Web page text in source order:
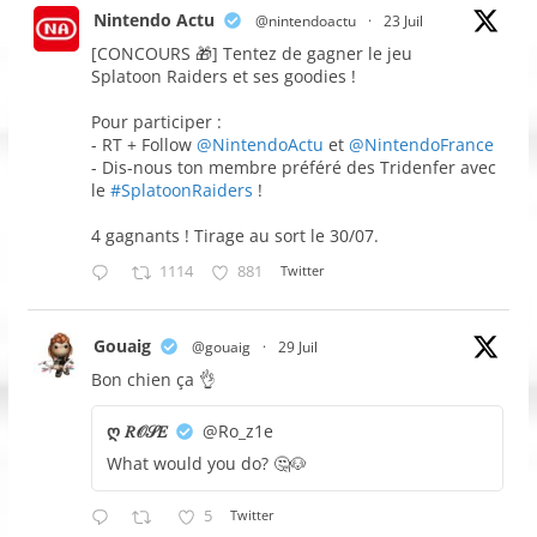
Nintendo Actu @nintendoactu · 23 Juil
[CONCOURS 🎁] Tentez de gagner le jeu
Splatoon Raiders et ses goodies !
Pour participer :
- RT + Follow @NintendoActu et @NintendoFrance
- Dis-nous ton membre préféré des Tridenfer avec
le #SplatoonRaiders !
4 gagnants ! Tirage au sort le 30/07.
1114 881 Twitter
Gouaig @gouaig · 29 Juil
Bon chien ça 👌
ღ 𝑅𝒪𝒮𝐸
@Ro_z1e
What would you do? 🤔🐶
5 Twitter